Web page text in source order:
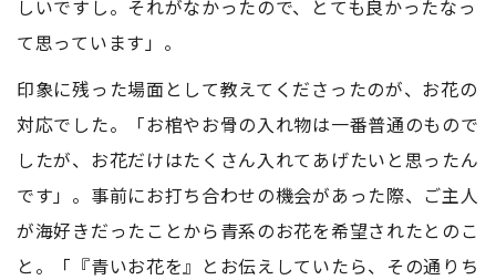
しいですし。それがなかったので、とても良かったなっ
て思っています」。
印象に残った場面として教えてくださったのが、お花の
対応でした。「お棺やお骨の入れ物は一番普通のもので
したが、お花だけはたくさん入れてあげたいと思ったん
です」。事前にお打ち合わせの機会があった際、ご主人
が海好きだったことから青系のお花を希望されたとのこ
と。「『青いお花を』とお伝えしていたら、その通りち